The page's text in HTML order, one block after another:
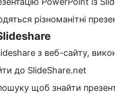
різноманітні
з веб-сайту,
до SlideShare.net
щоб знайти